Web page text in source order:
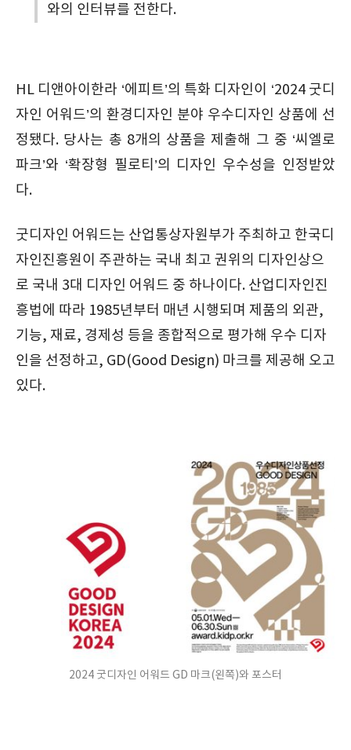
와의 인터뷰를 전한다.
HL 디앤아이한라 ‘에피트’의 특화 디자인이 ‘2024 굿디
자인 어워드’의 환경디자인 분야 우수디자인 상품에 선
정됐다. 당사는 총 8개의 상품을 제출해 그 중 ‘씨엘로
파크’와 ‘확장형 필로티’의 디자인 우수성을 인정받았
다.
굿디자인 어워드는 산업통상자원부가 주최하고 한국디
자인진흥원이 주관하는 국내 최고 권위의 디자인상으
로 국내 3대 디자인 어워드 중 하나이다. 산업디자인진
흥법에 따라 1985년부터 매년 시행되며 제품의 외관,
기능, 재료, 경제성 등을 종합적으로 평가해 우수 디자
인을 선정하고, GD(Good Design) 마크를 제공해 오고
있다.
2024 굿디자인 어워드 GD 마크(왼쪽)와 포스터